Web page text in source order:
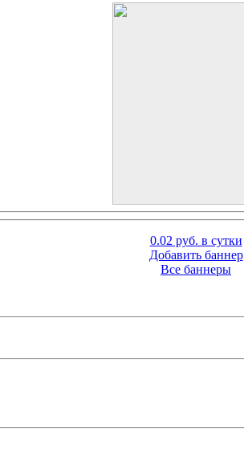
0.02 руб. в сутки
Добавить баннер
Все баннеры